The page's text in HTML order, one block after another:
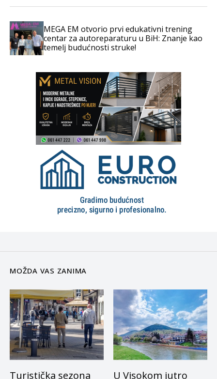
MEGA EM otvorio prvi edukativni trening
centar za autoreparaturu u BiH: Znanje kao
temelj budućnosti struke!
MOŽDA VAS ZANIMA
Turistička sezona
U Visokom jutro